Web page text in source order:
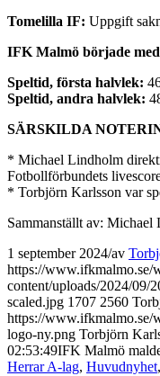
Tomelilla IF: Uppgift
IFK Malmö började
Speltid, första halvlek:
Speltid, andra halvlek:
SÄRSKILDA
* Michael Lindholm
Fotbollförbundets
* Torbjörn Karlsson var
Sammanställt av: Michael
1 september 2024/av
https://www.ifkmalmo.se/
content/uploads/2024/
scaled.jpg 1707 2560
https://www.ifkmalmo.se/
logo-ny.png Torbjörn
02:53:49IFK Malmö
Herrar A-lag, Huvudnyhet,